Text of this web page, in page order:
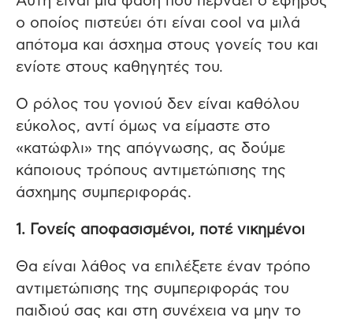
ο οποίος πιστεύει ότι είναι cool να μιλά
απότομα και άσχημα στους γονείς του και
ενίοτε στους καθηγητές του.
Ο ρόλος του γονιού δεν είναι καθόλου
εύκολος, αντί όμως να είμαστε στο
«κατώφλι» της απόγνωσης, ας δούμε
κάποιους τρόπους αντιμετώπισης της
άσχημης συμπεριφοράς.
1. Γονείς αποφασισμένοι, ποτέ νικημένοι
Θα είναι λάθος να επιλέξετε έναν τρόπο
αντιμετώπισης της συμπεριφοράς του
παιδιού σας και στη συνέχεια να μην το